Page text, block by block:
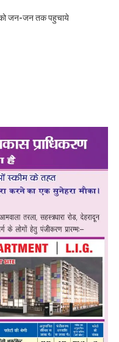
को जन-जन तक पहुचाये